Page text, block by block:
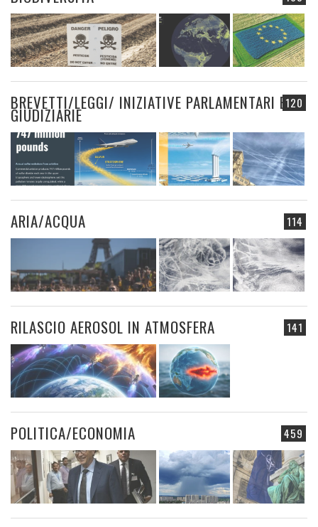
120
BREVETTI/LEGGI/ INIZIATIVE PARLAMENTARI E
GIUDIZIARIE
114
ARIA/ACQUA
141
RILASCIO AEROSOL IN ATMOSFERA
459
POLITICA/ECONOMIA